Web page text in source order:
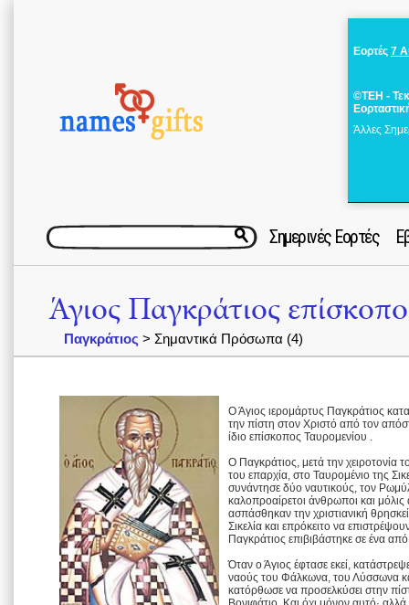
Εορτές 7
©ΤΕΗ -
Άλλες
Σημερινές Εορτές
Άγιος Παγκράτιος
Παγκράτιος > Σημαντικά Πρόσωπα (4)
Ο Άγιος ιερομάρτυς Παγκράτιος
την πίστη στον Χριστό από τον
ίδιο επίσκοπος Ταυρομενίου .
Ο Παγκράτιος, μετά την χειροτονία
του επαρχία, στο Ταυρομένιο της
συνάντησε δύο ναυτικούς, τον
καλοπροαίρετοι άνθρωποι και
ασπάσθηκαν την χριστιανική
Σικελία και επρόκειτο να
Παγκράτιος επιβιβάστηκε σε ένα
Όταν ο Άγιος έφτασε εκεί,
ναούς του Φάλκωνα, του Λύσσωνα
κατόρθωσε να προσελκύσει στην